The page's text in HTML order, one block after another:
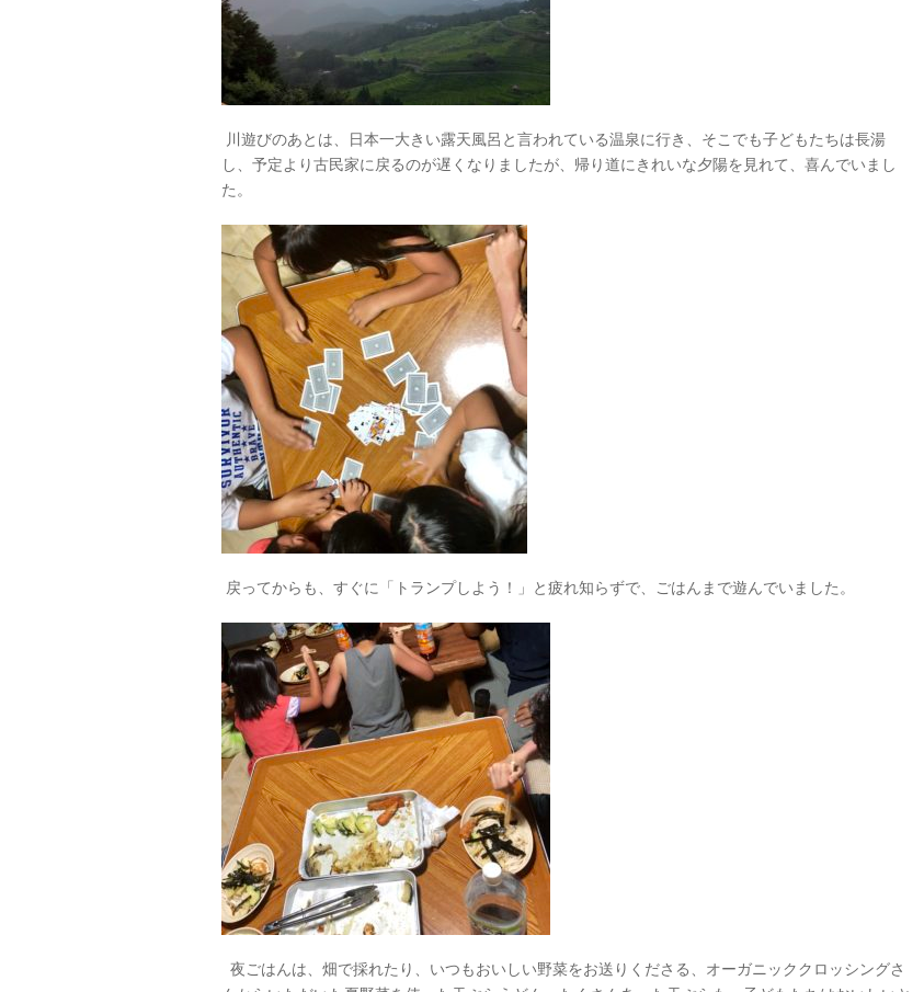
川遊びのあとは、日本一大きい露天風呂と言われている温泉に行き、そこでも子どもたちは長湯
し、予定より古民家に戻るのが遅くなりましたが、帰り道にきれいな夕陽を見れて、喜んでいまし
た。
戻ってからも、すぐに「トランプしよう！」と疲れ知らずで、ごはんまで遊んでいました。
夜ごはんは、畑で採れたり、いつもおいしい野菜をお送りくださる、オーガニッククロッシングさ